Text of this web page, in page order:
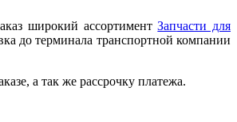
широкий ассортиментЗапчасти для
до терминала транспортной компании
а так же рассрочку платежа.